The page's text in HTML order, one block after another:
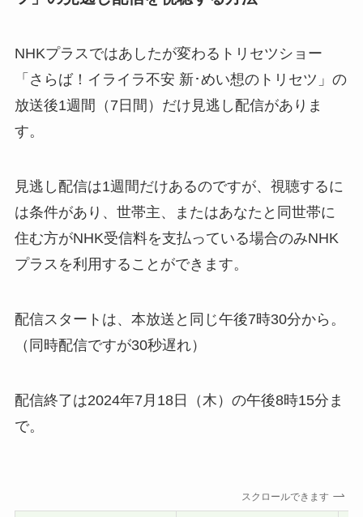
NHKプラスではあしたが変わるトリセツショー
「さらば！イライラ不安 新･めい想のトリセツ」の
放送後1週間（7日間）だけ見逃し配信がありま
す。
見逃し配信は1週間だけあるのですが、視聴するに
は条件があり、世帯主、またはあなたと同世帯に
住む方がNHK受信料を支払っている場合のみNHK
プラスを利用することができます。
配信スタートは、本放送と同じ午後7時30分から。
（同時配信ですが30秒遅れ）
配信終了は2024年7月18日（木）の午後8時15分ま
で。
スクロールできます